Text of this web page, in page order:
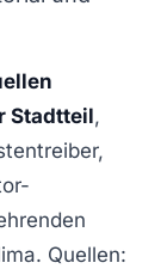
Stadtteil,
Quellen: